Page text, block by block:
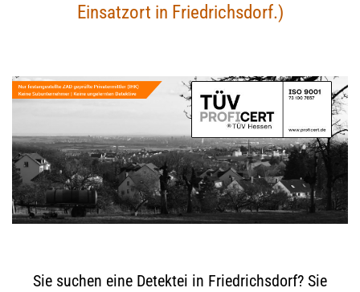
Einsatzort in Friedrichsdorf.)
Sie suchen eine Detektei in Friedrichsdorf? Sie